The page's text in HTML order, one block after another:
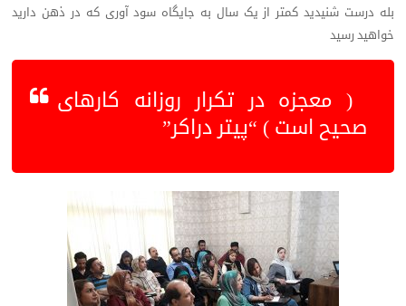
بله درست شنیدید کمتر از یک سال به جایگاه سود آوری که در ذهن دارید
خواهید رسید
( معجزه در تکرار روزانه کارهای
صحیح است ) “پیتر دراکر”